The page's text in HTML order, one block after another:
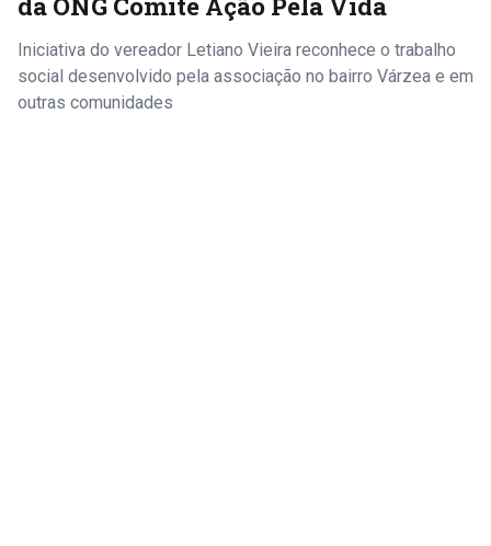
Iniciativa do vereador Letiano Vieira reconhece o trabalho
social desenvolvido pela associação no bairro Várzea e em
outras comunidades